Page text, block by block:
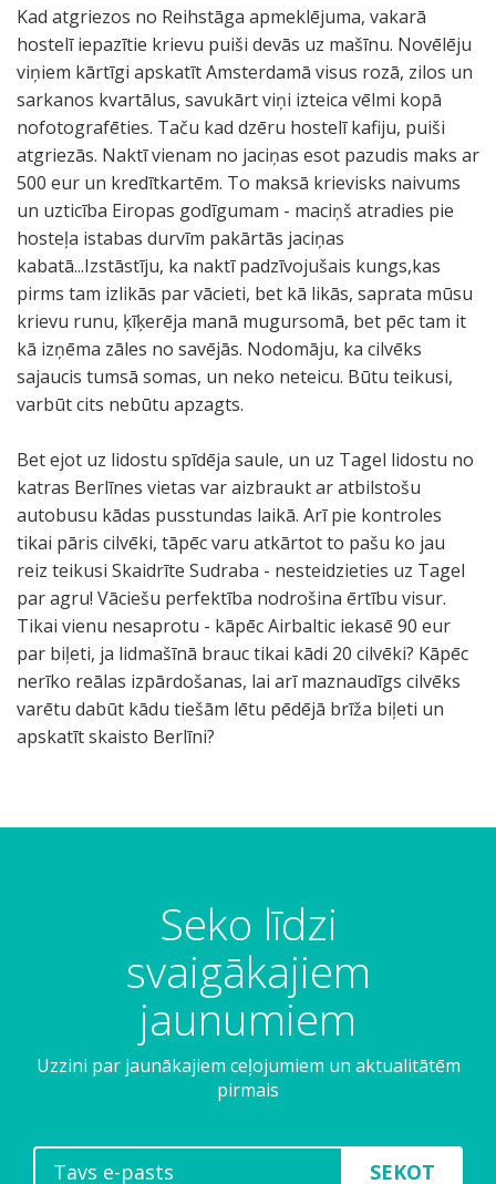
Kad atgriezos no Reihstāga apmeklējuma, vakarā
hostelī iepazītie krievu puiši devās uz mašīnu. Novēlēju
viņiem kārtīgi apskatīt Amsterdamā visus rozā, zilos un
sarkanos kvartālus, savukārt viņi izteica vēlmi kopā
nofotografēties. Taču kad dzēru hostelī kafiju, puiši
atgriezās. Naktī vienam no jaciņas esot pazudis maks ar
500 eur un kredītkartēm. To maksā krievisks naivums
un uzticība Eiropas godīgumam - maciņš atradies pie
hosteļa istabas durvīm pakārtās jaciņas
kabatā...Izstāstīju, ka naktī padzīvojušais kungs,kas
pirms tam izlikās par vācieti, bet kā likās, saprata mūsu
krievu runu, ķīķerēja manā mugursomā, bet pēc tam it
kā izņēma zāles no savējās. Nodomāju, ka cilvēks
sajaucis tumsā somas, un neko neteicu. Būtu teikusi,
varbūt cits nebūtu apzagts.
Bet ejot uz lidostu spīdēja saule, un uz Tagel lidostu no
katras Berlīnes vietas var aizbraukt ar atbilstošu
autobusu kādas pusstundas laikā. Arī pie kontroles
tikai pāris cilvēki, tāpēc varu atkārtot to pašu ko jau
reiz teikusi Skaidrīte Sudraba - nesteidzieties uz Tagel
par agru! Vāciešu perfektība nodrošina ērtību visur.
Tikai vienu nesaprotu - kāpēc Airbaltic iekasē 90 eur
par biļeti, ja lidmašīnā brauc tikai kādi 20 cilvēki? Kāpēc
nerīko reālas izpārdošanas, lai arī maznaudīgs cilvēks
varētu dabūt kādu tiešām lētu pēdējā brīža biļeti un
apskatīt skaisto Berlīni?
Seko līdzi
svaigākajiem
jaunumiem
Uzzini par jaunākajiem ceļojumiem un aktualitātēm
pirmais
SEKOT